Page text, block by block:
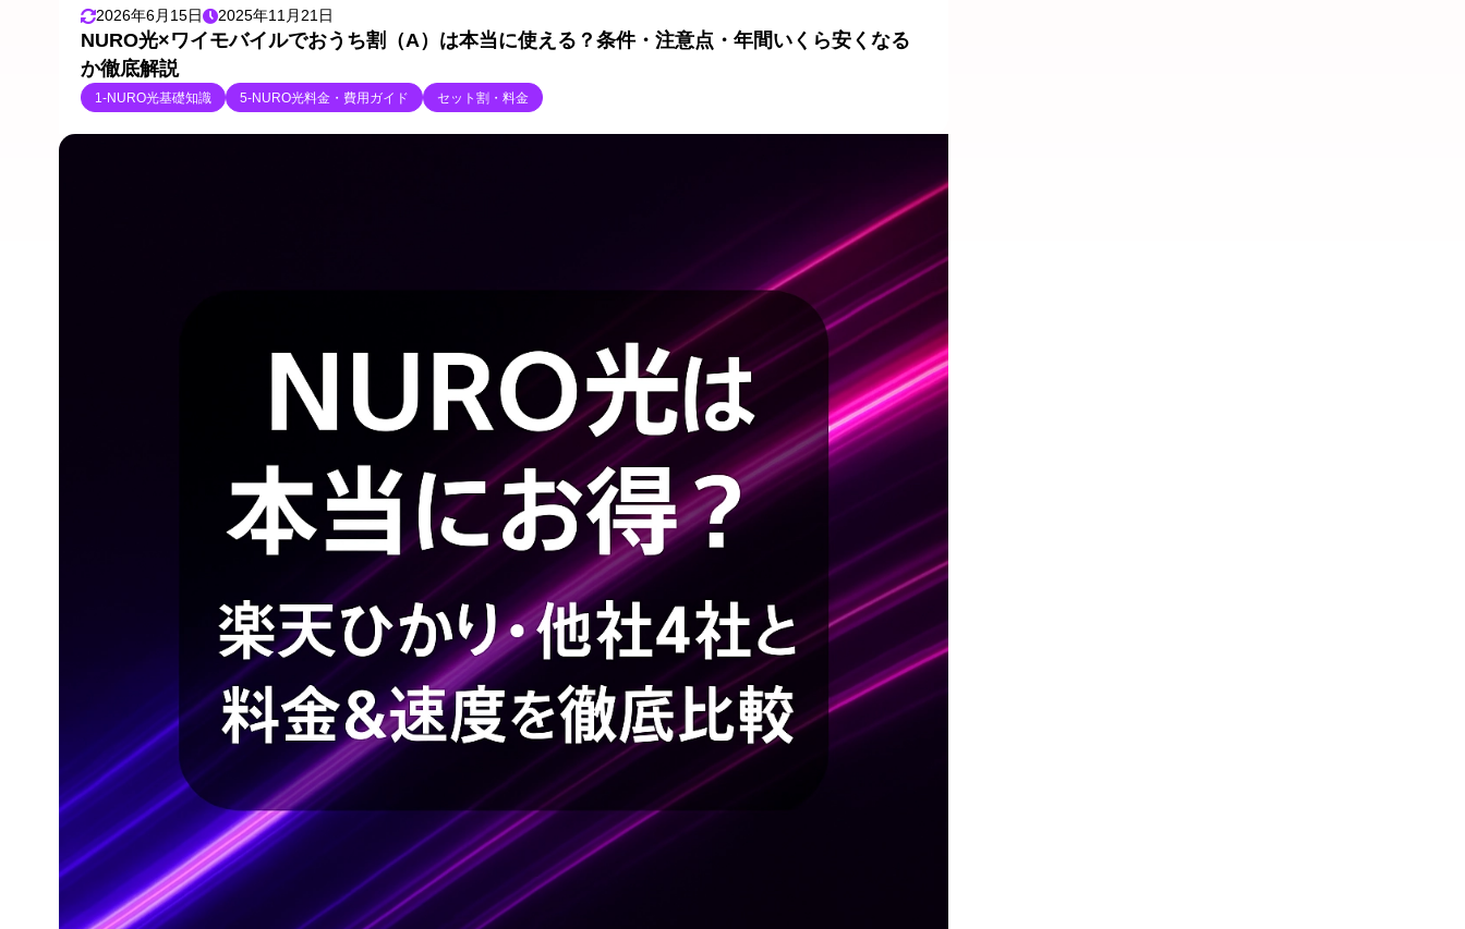
2026年6月15日 2025年11月21日
NURO光×ワイモバイルでおうち割（A）は本当に使える？条件・注意点・年間いくら安くなる
か徹底解説
1-NURO光基礎知識 5-NURO光料金・費用ガイド セット割・料金